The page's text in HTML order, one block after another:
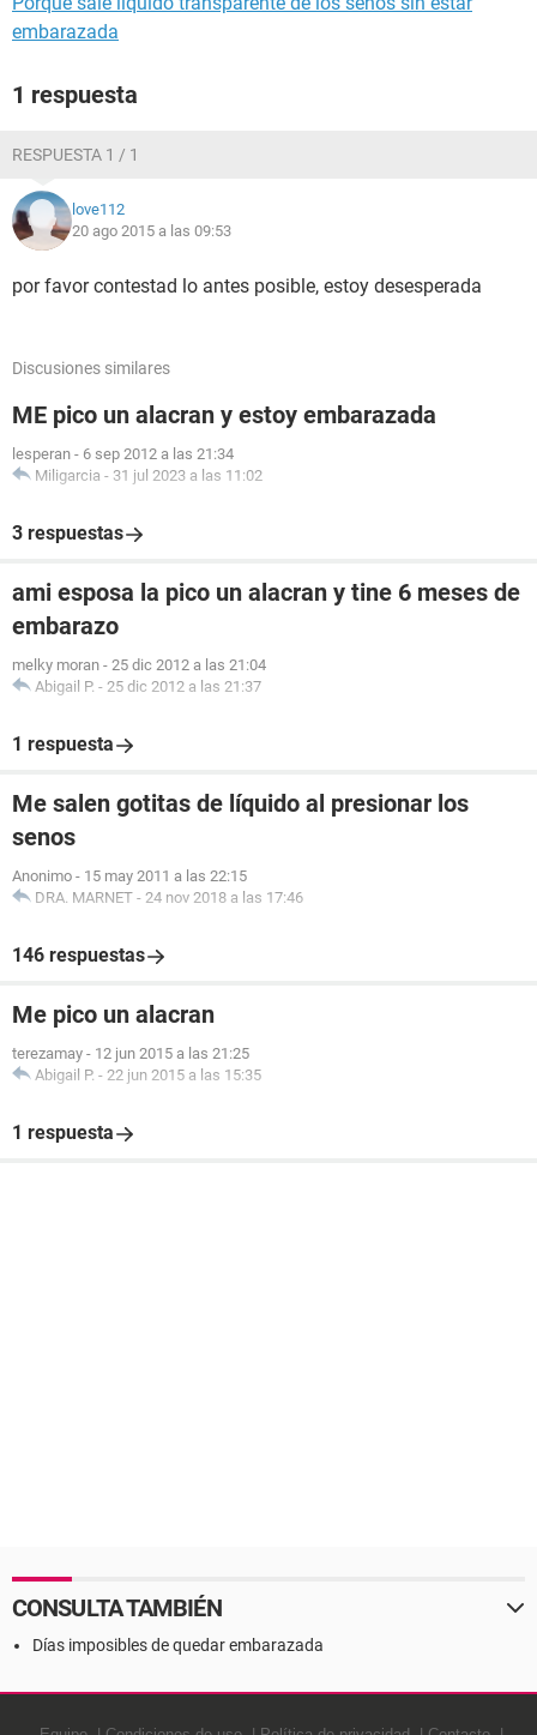
embarazada
1 respuesta
RESPUESTA 1 / 1
love112
20 ago 2015 a las 09:53
por favor contestad lo antes posible, estoy desesperada
Discusiones similares
ME pico un alacran y estoy embarazada
lesperan - 6 sep 2012 a las 21:34
Miligarcia - 31 jul 2023 a las 11:02
3 respuestas
ami esposa la pico un alacran y tine 6 meses de
embarazo
melky moran - 25 dic 2012 a las 21:04
Abigail P. - 25 dic 2012 a las 21:37
1 respuesta
Me salen gotitas de líquido al presionar los
senos
Anonimo - 15 may 2011 a las 22:15
DRA. MARNET - 24 nov 2018 a las 17:46
146 respuestas
Me pico un alacran
terezamay - 12 jun 2015 a las 21:25
Abigail P. - 22 jun 2015 a las 15:35
1 respuesta
CONSULTA TAMBIÉN
Días imposibles de quedar embarazada